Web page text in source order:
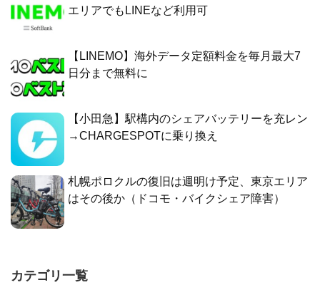
エリアでもLINEなど利用可
【LINEMO】海外データ定額料金を毎月最大7
日分まで無料に
【小田急】駅構内のシェアバッテリーを充レン
→CHARGESPOTに乗り換え
札幌ポロクルの復旧は週明け予定、東京エリア
はその後か（ドコモ・バイクシェア障害）
カテゴリ一覧